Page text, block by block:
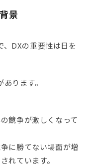
景
DXの重要性は日を
ります。
競争が激しくなって
に勝てない場面が増
れています。